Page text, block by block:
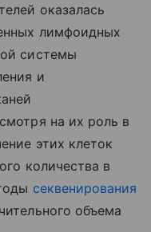
оказалась
лимфоидных
системы
и
на их роль в
этих клеток
количества в
секвенирования
объема